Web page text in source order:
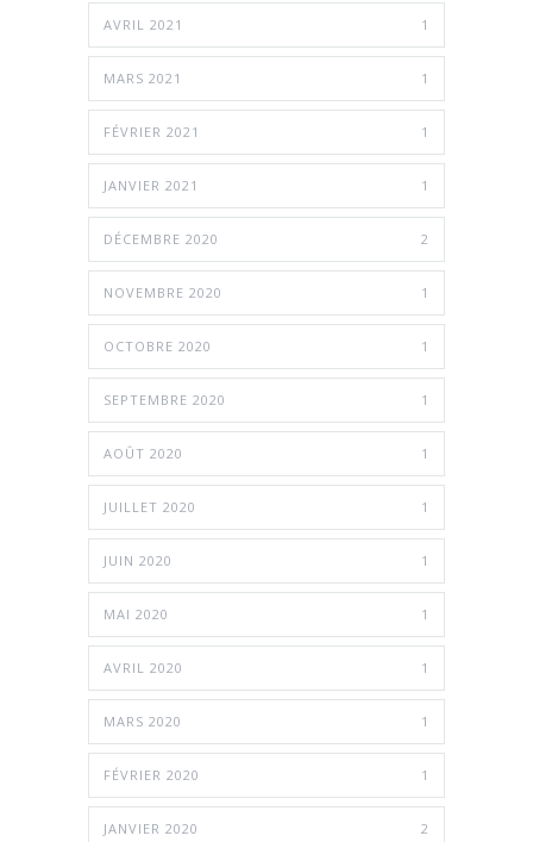
AVRIL 2021 1
MARS 2021 1
FÉVRIER 2021 1
JANVIER 2021 1
DÉCEMBRE 2020 2
NOVEMBRE 2020 1
OCTOBRE 2020 1
SEPTEMBRE 2020 1
AOÛT 2020 1
JUILLET 2020 1
JUIN 2020 1
MAI 2020 1
AVRIL 2020 1
MARS 2020 1
FÉVRIER 2020 1
JANVIER 2020 2